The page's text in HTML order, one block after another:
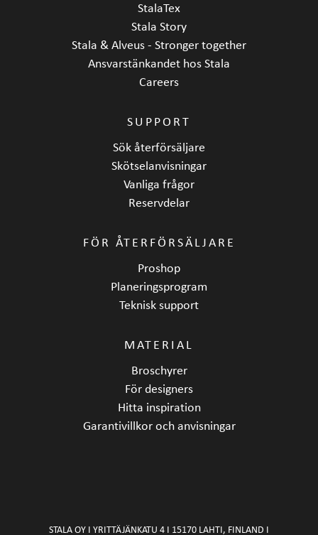
StalaTex
Stala Story
Stala & Alveus - Stronger together
Ansvarstänkandet hos Stala
Careers
SUPPORT
Sök återförsäljare
Skötselanvisningar
Vanliga frågor
Reservdelar
FÖR ÅTERFÖRSÄLJARE
Proshop
Planeringsprogram
Teknisk support
MATERIAL
Broschyrer
För designers
Hitta inspiration
Garantivillkor och anvisningar
STALA OY I YRITTÄJÄNKATU 4 I 15170 LAHTI, FINLAND I